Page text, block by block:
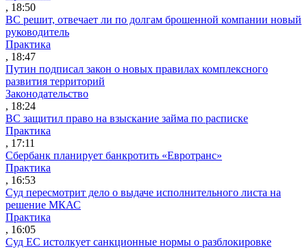
, 18:50
ВС решит, отвечает ли по долгам брошенной компании новый
руководитель
Практика
, 18:47
Путин подписал закон о новых правилах комплексного
развития территорий
Законодательство
, 18:24
ВС защитил право на взыскание займа по расписке
Практика
, 17:11
Сбербанк планирует банкротить «Евротранс»
Практика
, 16:53
Суд пересмотрит дело о выдаче исполнительного листа на
решение МКАС
Практика
, 16:05
Суд ЕС истолкует санкционные нормы о разблокировке